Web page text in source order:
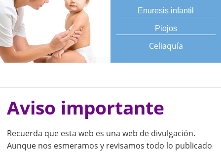
Enuresis infantil
Piojos
Celiaquía
Aviso importante
Recuerda que esta web es una web de divulgación.
Aunque nos esmeramos y revisamos todo lo publicado